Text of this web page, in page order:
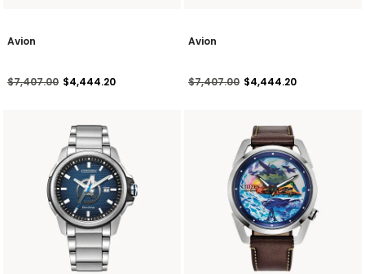
Avion
Precio reducido de
$7,407.00a$4,444.20
Avion
Precio reducido de
$7,407.00a$4,444.20